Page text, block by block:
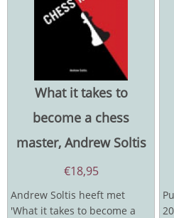
What it takes to
become a chess
master, Andrew Soltis
€18,95
Andrew Soltis heeft met
'What it takes to become a